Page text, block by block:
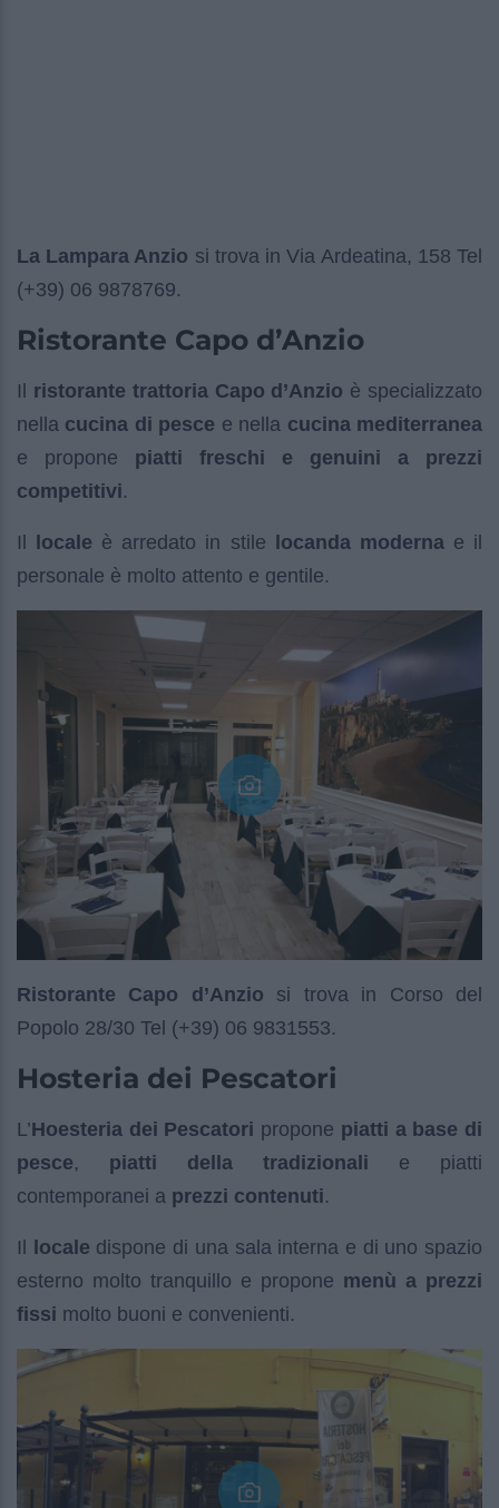
La Lampara Anzio si trova in Via Ardeatina, 158 Tel
(+39) 06 9878769.
Ristorante Capo d’Anzio
Il ristorante trattoria Capo d’Anzio è specializzato
nella cucina di pesce e nella cucina mediterranea
e propone piatti freschi e genuini a prezzi
competitivi.
Il locale è arredato in stile locanda modernae il
personale è molto attento e gentile.
Ristorante Capo d’Anzio si trova in Corso del
Popolo 28/30 Tel (+39) 06 9831553.
Hosteria dei Pescatori
L’Hoesteria dei Pescatori propone piatti a base di
pesce, piatti della tradizionali e piatti
contemporanei a prezzi contenuti.
Il locale dispone di una sala interna e di uno spazio
esterno molto tranquillo e propone menù a prezzi
fissi molto buoni e convenienti.